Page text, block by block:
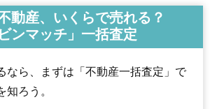
動産、いくらで売れる？
ビンマッチ」一括査定
なら、まずは「不動産一括査定」で
知ろう。